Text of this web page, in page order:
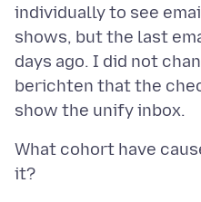
individually to see
shows, but the last
days ago. I did not
berichten that the
What cohort have